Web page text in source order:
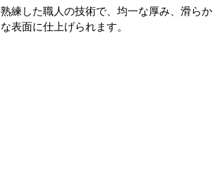
熟練した職人の技術で、均一な厚み、滑らか
な表面に仕上げられます。